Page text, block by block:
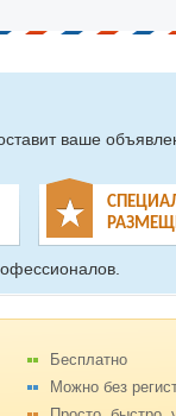
ваше
Бесплатно
Можно без